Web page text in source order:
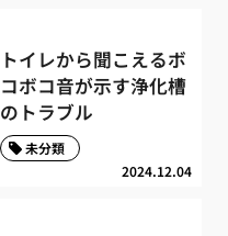
トイレから聞こえるボ
コボコ音が示す浄化槽
のトラブル
2024.12.04
未分類